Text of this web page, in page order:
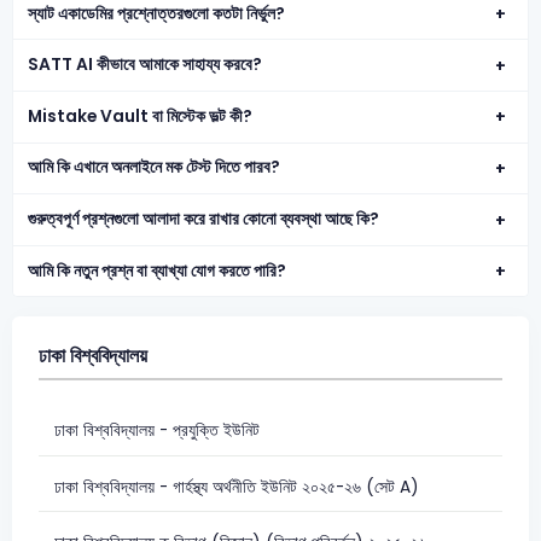
স্যাট একাডেমির প্রশ্নোত্তরগুলো কতটা নির্ভুল?
SATT AI কীভাবে আমাকে সাহায্য করবে?
Mistake Vault বা মিস্টেক ভল্ট কী?
আমি কি এখানে অনলাইনে মক টেস্ট দিতে পারব?
গুরুত্বপূর্ণ প্রশ্নগুলো আলাদা করে রাখার কোনো ব্যবস্থা আছে কি?
আমি কি নতুন প্রশ্ন বা ব্যাখ্যা যোগ করতে পারি?
ঢাকা বিশ্ববিদ্যালয়
ঢাকা বিশ্ববিদ্যালয় - প্রযুক্তি ইউনিট
ঢাকা বিশ্ববিদ্যালয় - গার্হস্থ্য অর্থনীতি ইউনিট ২০২৫-২৬ (সেট A)